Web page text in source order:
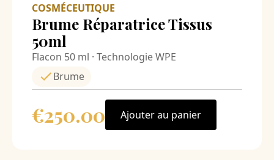
COSMÉCEUTIQUE
Brume Réparatrice Tissus
50ml
Flacon 50 ml · Technologie WPE
Brume
€250.00 Ajouter au panier